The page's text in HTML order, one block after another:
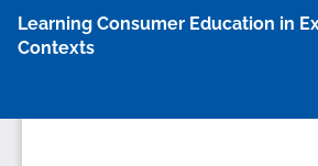
Artikeldetails
zurückkehren
Learning Consumer Education in
Contexts